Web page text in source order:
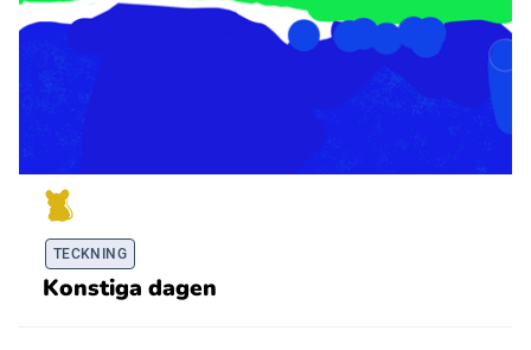
TECKNING
Konstiga dagen